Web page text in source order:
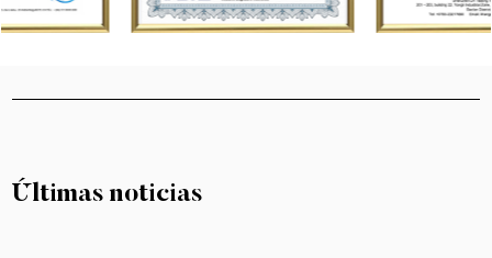
Últimas noticias